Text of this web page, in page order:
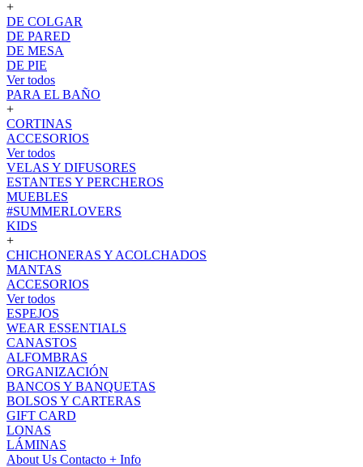
+
DE COLGAR
DE PARED
DE MESA
DE PIE
Ver todos
PARA EL BAÑO
+
CORTINAS
ACCESORIOS
Ver todos
VELAS Y DIFUSORES
ESTANTES Y PERCHEROS
MUEBLES
#SUMMERLOVERS
KIDS
+
CHICHONERAS Y ACOLCHADOS
MANTAS
ACCESORIOS
Ver todos
ESPEJOS
WEAR ESSENTIALS
CANASTOS
ALFOMBRAS
ORGANIZACIÓN
BANCOS Y BANQUETAS
BOLSOS Y CARTERAS
GIFT CARD
LONAS
LÁMINAS
About Us Contacto + Info